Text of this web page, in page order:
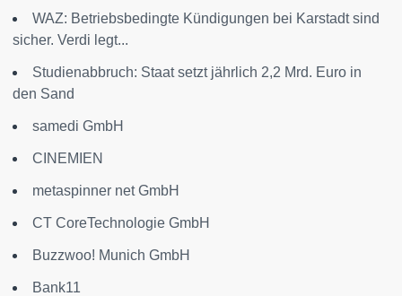
WAZ: Betriebsbedingte Kündigungen bei Karstadt sind
sicher. Verdi legt...
Studienabbruch: Staat setzt jährlich 2,2 Mrd. Euro in
den Sand
samedi GmbH
CINEMIEN
metaspinner net GmbH
CT CoreTechnologie GmbH
Buzzwoo! Munich GmbH
Bank11